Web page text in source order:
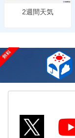
2週間天気